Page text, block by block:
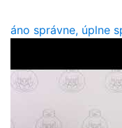
áno správne, úplne